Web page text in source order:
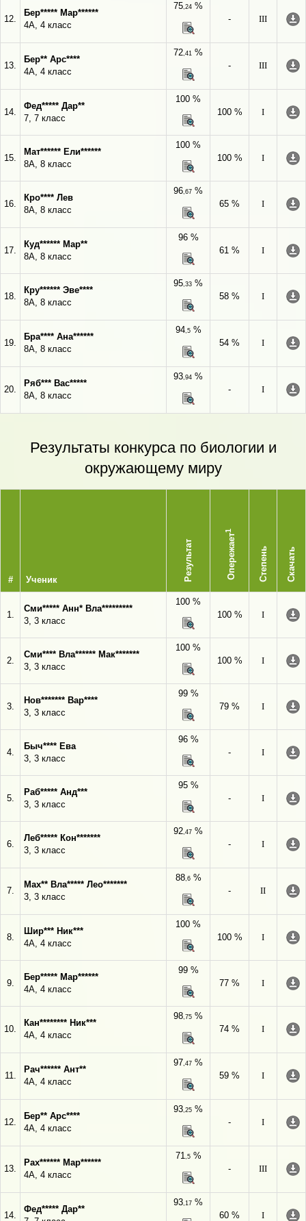
12.
Бер***** Мар******
4А, 4 класс
75,24 %
-
III
13.
Бер** Арс****
4А, 4 класс
72,41 %
-
III
14.
Фед***** Дар**
7, 7 класс
100 %
100 %
I
15.
Мат****** Ели******
8А, 8 класс
100 %
100 %
I
16.
Кро**** Лев
8А, 8 класс
96,67 %
65 %
I
17.
Куд****** Мар**
8А, 8 класс
96 %
61 %
I
18.
Кру****** Эве****
8А, 8 класс
95,33 %
58 %
I
19.
Бра**** Ана******
8А, 8 класс
94,5%
54 %
I
20.
Ряб*** Вас*****
8А, 8 класс
93,94 %
-
I
Результаты конкурса по биологии и
окружающему миру
# Ученик Результат Опережает
1
Степень Скачать
1.
Сми***** Анн* Вла*********
3, 3 класс
100 %
100 %
I
2.
Сми**** Вла****** Мак*******
3, 3 класс
100 %
100 %
I
3.
Нов******* Вар****
3, 3 класс
99 %
79 %
I
4.
Быч**** Ева
3, 3 класс
96 %
-
I
5.
Раб***** Анд***
3, 3 класс
95 %
-
I
6.
Леб***** Кон*******
3, 3 класс
92,47 %
-
I
7.
Мах** Вла***** Лео*******
3, 3 класс
88,6%
-
II
8.
Шир*** Ник***
4А, 4 класс
100 %
100 %
I
9.
Бер***** Мар******
4А, 4 класс
99 %
77 %
I
10.
Кан******** Ник***
4А, 4 класс
98,75 %
74 %
I
11.
Рач****** Ант**
4А, 4 класс
97,47 %
59 %
I
12.
Бер** Арс****
4А, 4 класс
93,25 %
-
I
13.
Рах****** Мар******
4А, 4 класс
71,5%
-
III
14.
Фед***** Дар**
93,17 %
60 %
I